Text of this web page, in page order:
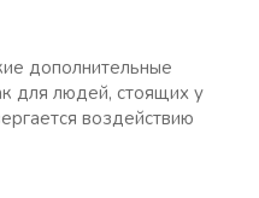
дополнительные
для людей, стоящих у
воздействию